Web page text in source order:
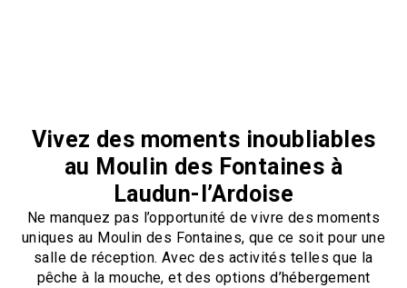
Vivez des moments inoubliables
au Moulin des Fontaines à
Laudun-l’Ardoise
Ne manquez pas l’opportunité de vivre des moments
uniques au Moulin des Fontaines, que ce soit pour une
salle de réception. Avec des activités telles que la
pêche à la mouche, et des options d’hébergement